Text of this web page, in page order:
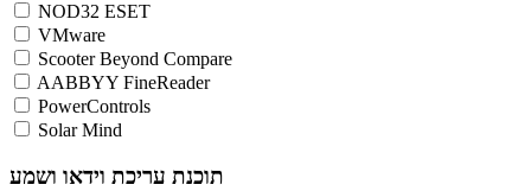
NOD32 ESET
VMware
Scooter Beyond Compare
AABBYY FineReader
PowerControls
Solar Mind
תוכנת עריכת וידאו ושמע